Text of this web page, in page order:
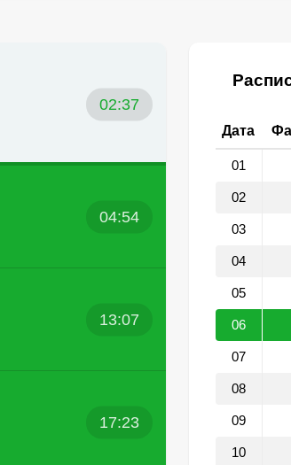
02:37
04:54
13:07
17:23
Дата
01
02
03
04
05
06
07
08
09
10